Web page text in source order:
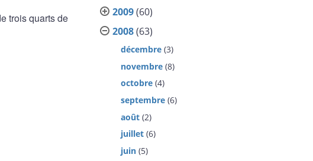
trois quarts de
2009(60)
2008(63)
décembre (3)
novembre (8)
octobre (4)
septembre (6)
août (2)
juillet (6)
juin (5)